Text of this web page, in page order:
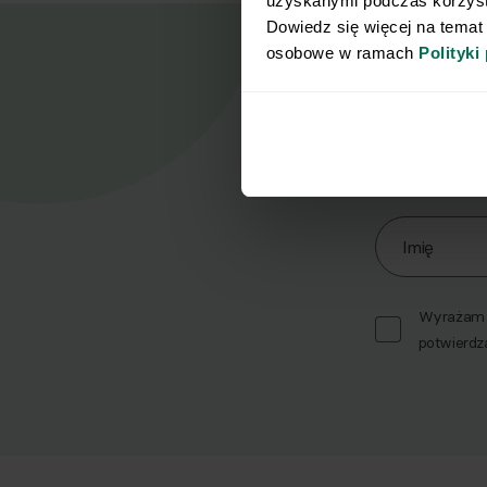
Dowiedz się więcej na
osobowe w ramach Polityki
Zapisz się
Imię